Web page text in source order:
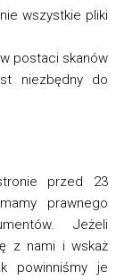
wszystkie pliki
postaci skanów
niezbędny do
przed 23
prawnego
Jeżeli
z nami i wskaż
powinniśmy je